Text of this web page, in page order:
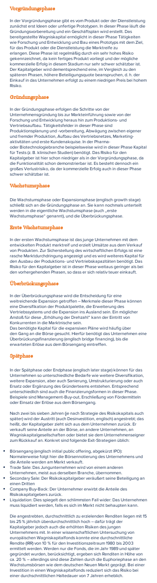
Vorgründungsphase
In der Vorgründungsphase gibt es vom Produkt oder der Dienstleistung
zunächst erst Ideen oder unfertige Prototypen. In dieser Phase läuft die
Gründungsvorbereitung und ein Geschäftsplan wird erstellt. Das
bereitgestellte Wagniskapital ermöglicht in dieser Phase Tätigkeiten
wie Forschung und Entwicklung und Bau eines Prototyps mit dem Ziel,
für das Produkt oder die Dienstleistung die Marktreife zu
erlangen. Diese Phase ist regelmäßig durch ein sehr hohes Risiko
gekennzeichnet, da kein fertiges Produkt vorliegt und der mögliche
kommerzielle Erfolg in diesem Stadium nur sehr schwer schätzbar ist.
Der Kapitalgeber wird dementsprechend eine, im Vergleich zu den
späteren Phasen, höhere Beteiligungsquote beanspruchen, d. h. der
Einkauf in das Unternehmen erfolgt zu einem niedrigen Preis bei hohem
Risiko.
Gründungsphase
In der Gründungsphase erfolgen die Schritte von der
Unternehmensgründung bis zur Markteinführung sowie von der
Forschung und Entwicklung heraus hin zum Produktions- und
Vertriebsaufbau. Tätigkeitsfelder in dieser Phase sind
Produktionsplanung und -vorbereitung, Abwägung zwischen eigener
und fremder Produktion, Aufbau des Vertriebsnetzes, Marketing­
aktivitäten und erste Kundenakquise. In der Pharma-
oder Biotechnologie­branche beispielsweise wird in dieser Phase Kapital
für Tests (z. B. klinischen Studien) benötigt. Das Risiko für den
Kapitalgeber ist hier schon niedriger als in der Vorgründungsphase, da
die Funktionalität schon demonstrierbar ist. Es besteht dennoch ein
großes Verlustrisiko, da der kommerzielle Erfolg auch in dieser Phase
schwer schätzbar ist.
Wachstumsphase
Die Wachstumsphase oder Expansionsphase (englisch growth stage)
schließt sich an die Gründungsphase an. Sie kann nochmals unterteilt
werden in die eigentliche Wachstumsphase (auch „erste
Wachstumsphase“ genannt), und die Überbrückungsphase.
Erste Wachstumsphase
In der ersten Wachstumsphase ist das junge Unternehmen mit dem
entwickelten Produkt marktreif und erzielt Umsätze aus dem Verkauf
von Produkten. Zur Sicherstellung des wirtschaftlichen Erfolgs ist eine
rasche Marktdurchdringung angezeigt und es wird weiteres Kapital für
den Ausbau der Produktions- und Vertriebs­kapazitäten benötigt. Das
Risiko für den Kapitalgeber ist in dieser Phase weitaus geringer als bei
den vorhergehenden Phasen, so dass er sich relativ teuer einkauft.
Überbrückungsphase
In der Überbrückungsphase wird die Entscheidung für eine
weitreichende Expansion getroffen – Merkmale dieser Phase können
eine Diversifikation der Produktpalette, die Erweiterung des
Vertriebssystems und die Expansion ins Ausland sein. Ein möglicher
Anstoß für diese „Erhöhung der Drehzahl“ kann der Eintritt von
Konkurrenten in die Marktnische sein.
Das benötigte Kapital für die expansiven Pläne wird häufig über
den Gang an die Börse gesucht. Hierfür benötigt das Unternehmen eine
Überbrückungsfinanzierung (englisch bridge financing), bis die
erwarteten Erlöse aus dem Börsengang eintreffen.
Spätphase
In der Spätphase oder Endphase (englisch later stage) können für das
Unternehmen so unterschiedliche Bedarfe wie weitere Diversifikation,
weitere Expansion, aber auch Sanierung, Umstrukturierung oder auch
Ersatz oder Ergänzung des Gründerteams entstehen. Entsprechend
unterschiedlich sind auch die Finanzierungsformen in dieser Phase.
Beispiele sind Management-Buy-out, Erschließung von Fördermitteln
oder Einsatz der Erlöse aus dem Börsengang.
Nach zwei bis sieben Jahren (je nach Strategie des Risikokapitals auch
später) wird der Austritt (auch Desinvestition, englisch) angestrebt; das
heißt, der Kapitalgeber zieht sich aus dem Unternehmen zurück. Er
verkauft seine Anteile an der Börse, an andere Unternehmen, an
Wagniskapitalgesellschaften oder bietet sie dem Unternehmenseigner
zum Rückkauf an. Konkret sind folgende Exit-Strategien üblich:
Börsengang (englisch initial public offering, abgekürzt IPO):
Normalerweise folgt hier die Börsennotierung des Unternehmens und
die Anteile werden am Markt verkauft.
Trade Sale: Das Jungunternehmen wird von einem anderen
Unternehmen, meist aus derselben Branche, übernommen.
Secondary Sale: Der Risikokapitalgeber veräußert seine Beteiligung an
einen Dritten
Company Buy-Back: Der Unternehmer erwirbt die Anteile des
Risikokapitalgebers zurück.
Liquidation: Dies spiegelt den schlimmsten Fall wider: Das Unternehmen
muss liquidiert werden, falls es sich im Markt nicht behaupten kann.
Die angestrebten, durchschnittlich zu erzielenden Renditen liegen mit 15
bis 25 % jährlich überdurchschnittlich hoch – dafür trägt der
Kapitalgeber jedoch auch die erhöhten Risiken des jungen
Unternehmens mit. In einer wissenschaftlichen Untersuchung von
europäischen Wagniskapitalfonds konnte eine durchschnittliche
Rendite (IRR) von 10 % für den Investitionszeitraum 1980 bis 2003
ermittelt werden. Werden nur die Fonds, die im Jahr 1989 und später
gegründet wurden, berücksichtigt, ergeben sich Renditen in Höhe von
ca. 20 % – allerdings sind diese Zahlen durch die Euphoriephase an den
Wachstumsbörsen wie dem deutschen Neuen Markt geprägt. Bei einer
Investition in einen Wagniskapitalfonds reduziert sich das Risiko bei
einer durchschnittlichen Haltedauer von 7 Jahren erheblich.